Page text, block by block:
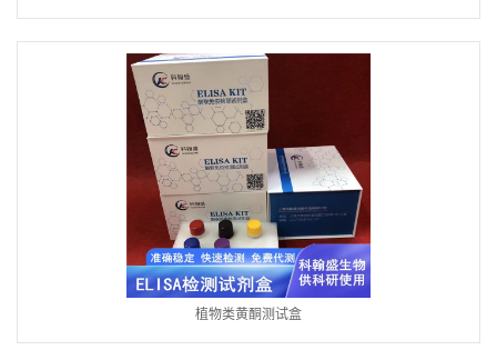
植物类黄酮测试盒